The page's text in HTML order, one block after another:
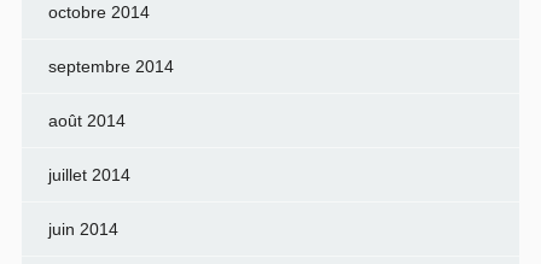
octobre 2014
septembre 2014
août 2014
juillet 2014
juin 2014